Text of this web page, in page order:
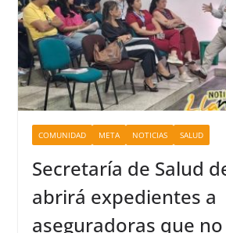
COMUNIDAD META NOTICIAS SALUD
Secretaría de Salud
abrirá expedientes a
aseguradoras que